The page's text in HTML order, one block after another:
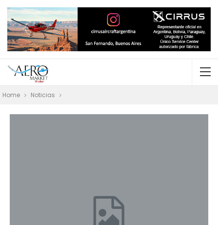
Home Noticias